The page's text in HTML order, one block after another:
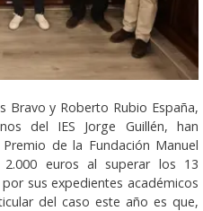
Bravo y Roberto Rubio España,
del IES Jorge Guillén, han
de la Fundación Manuel
2.000 euros al superar los 13
sus expedientes académicos
del caso este año es que,